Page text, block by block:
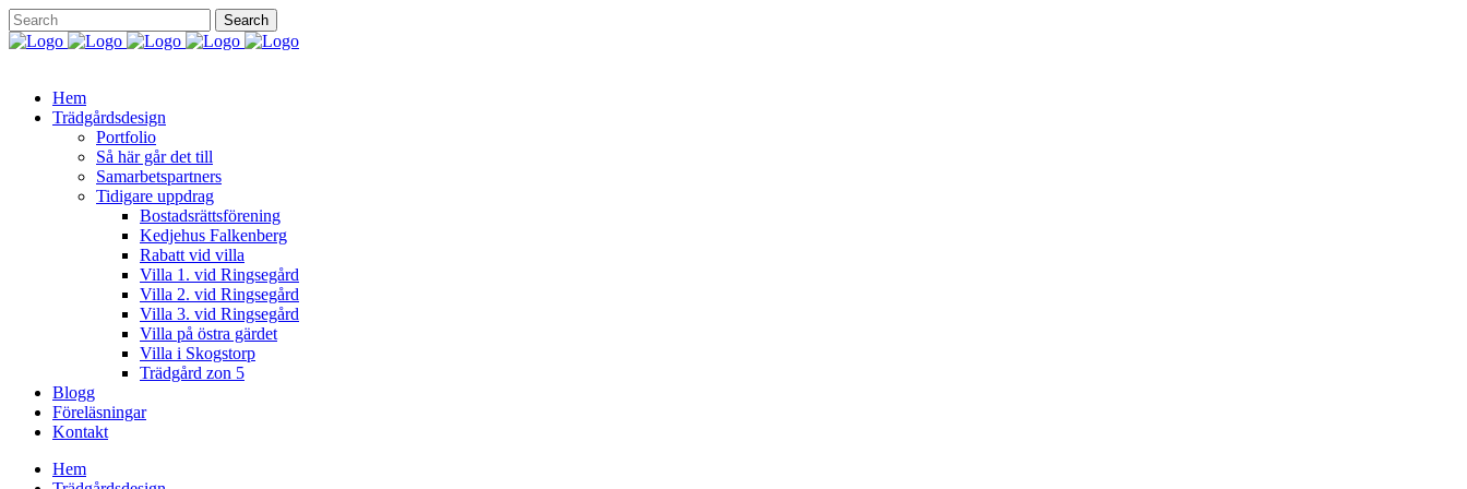
Hem
Trädgårdsdesign
Portfolio
Så här går det till
Samarbetspartners
Tidigare uppdrag
Bostadsrättsförening
Kedjehus Falkenberg
Rabatt vid villa
Villa 1. vid Ringsegård
Villa 2. vid Ringsegård
Villa 3. vid Ringsegård
Villa på östra gärdet
Villa i Skogstorp
Trädgård zon 5
Blogg
Föreläsningar
Kontakt
Hem